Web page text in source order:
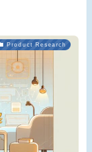
Product Research